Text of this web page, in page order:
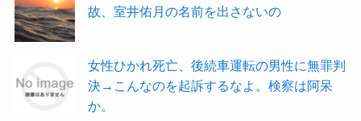
故、室井佑月の名前を出さないの
女性ひかれ死亡、後続車運転の男性に無罪判
決→こんなのを起訴するなよ。検察は阿呆
か。